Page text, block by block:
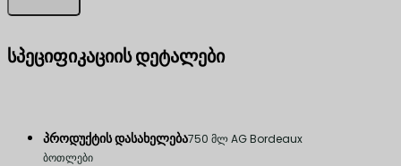
სპეციფიკაციის დეტალები
პროდუქტის დასახელება750 მლ AG Bordeaux
ბოთლები